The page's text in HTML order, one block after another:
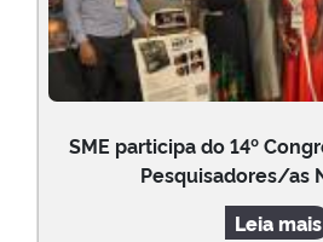
SME participa do 14º
Pesquisadores/as
Leia mais